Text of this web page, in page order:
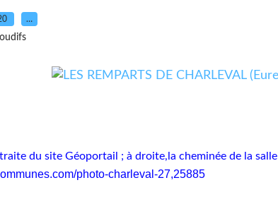
…
du site Géoportail ; à droite,la cheminée de la salle
photo-charleval-27,25885